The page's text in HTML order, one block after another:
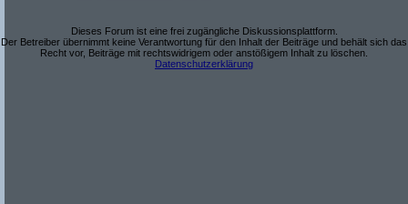
Dieses Forum ist eine frei zugängliche Diskussionsplattform.
Der Betreiber übernimmt keine Verantwortung für den Inhalt der Beiträge und behält sich das
Recht vor, Beiträge mit rechtswidrigem oder anstößigem Inhalt zu löschen.
Datenschutzerklärung